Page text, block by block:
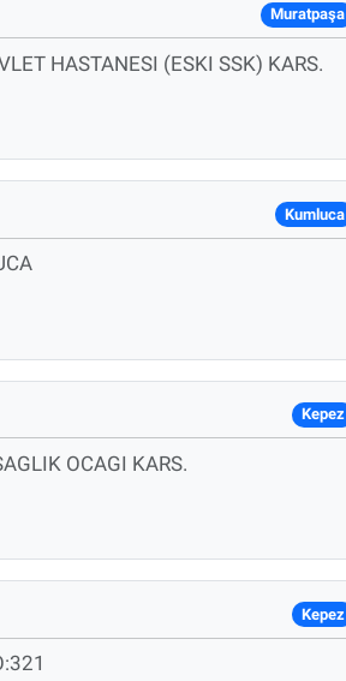
Muratpaşa
HASTANESI (ESKI SSK) KARS.
Kumluca
Kepez
OCAGI KARS.
Kepez